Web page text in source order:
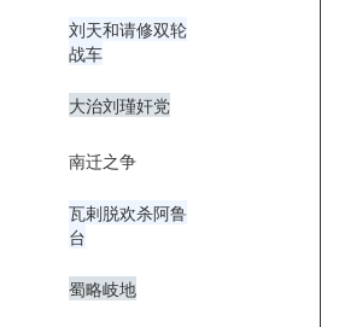
刘天和请修双轮
战车
大治刘瑾奸党
南迁之争
瓦剌脱欢杀阿鲁
台
蜀略岐地